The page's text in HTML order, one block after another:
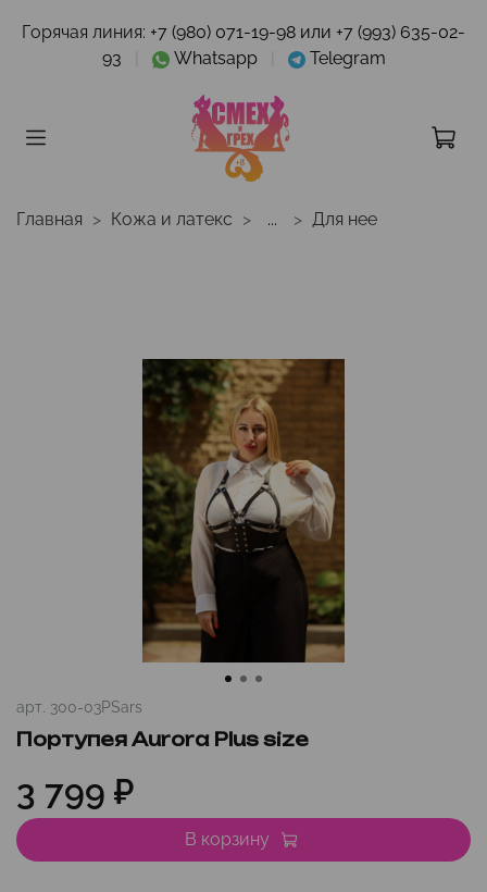
Горячая линия: +7 (980) 071-19-98 или +7 (993) 635-02-
93
Whatsapp Telegram
Главная Кожа и латекс ... Для нее
арт. 300-03PSars
Портупея Aurora Plus size
3 799 ₽
В корзину